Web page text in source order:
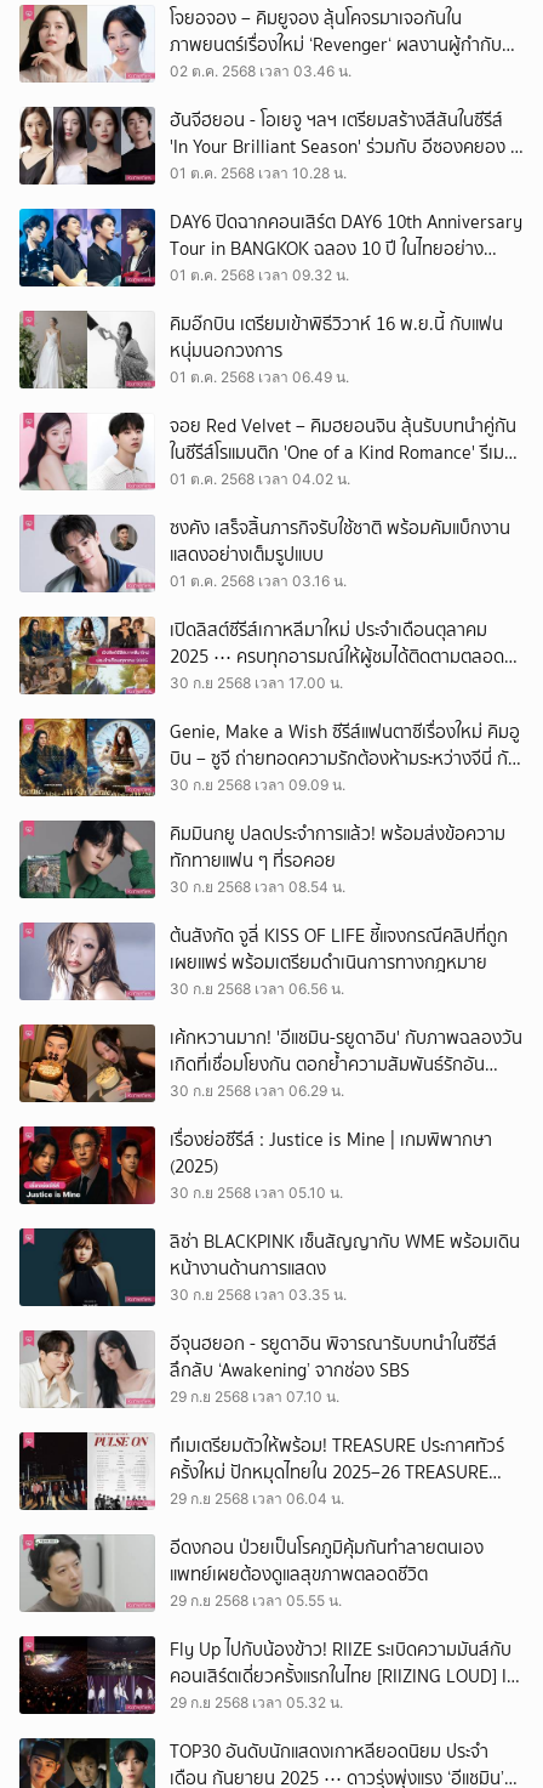
โจยอจอง – คิมยูจอง ลุ้นโคจรมาเจอกันใน
ภาพยนตร์เรื่องใหม่ ‘Revenger‘ ผลงานผู้กำกับ
Voice of Silence
02 ต.ค. 2568 เวลา 03.46 น.
ฮันจีฮยอน - โอเยจู ฯลฯ เตรียมสร้างสีสันในซีรีส์
'In Your Brilliant Season' ร่วมกับ อีซองคยอง -
แชจงฮยอบ
01 ต.ค. 2568 เวลา 10.28 น.
DAY6 ปิดฉากคอนเสิร์ต DAY6 10th Anniversary
Tour in BANGKOK ฉลอง 10 ปี ในไทยอย่าง
ประทับใจ
01 ต.ค. 2568 เวลา 09.32 น.
คิมอ๊กบิน เตรียมเข้าพิธีวิวาห์ 16 พ.ย.นี้ กับแฟน
หนุ่มนอกวงการ
01 ต.ค. 2568 เวลา 06.49 น.
จอย Red Velvet – คิมฮยอนจิน ลุ้นรับบทนำคู่กัน
ในซีรีส์โรแมนติก 'One of a Kind Romance' รีเมค
เว็บตูนดัง
01 ต.ค. 2568 เวลา 04.02 น.
ซงคัง เสร็จสิ้นภารกิจรับใช้ชาติ พร้อมคัมแบ็กงาน
แสดงอย่างเต็มรูปแบบ
01 ต.ค. 2568 เวลา 03.16 น.
เปิดลิสต์ซีรีส์เกาหลีมาใหม่ ประจำเดือนตุลาคม
2025 ⋯ ครบทุกอารมณ์ให้ผู้ชมได้ติดตามตลอด
ทั้งเดือน
30 ก.ย 2568 เวลา 17.00 น.
Genie, Make a Wish ซีรีส์แฟนตาซีเรื่องใหม่ คิมอู
บิน – ซูจี ถ่ายทอดความรักต้องห้ามระหว่างจีนี่ กับ
หญิงสาวผู้ต่อต้านสังคม
30 ก.ย 2568 เวลา 09.09 น.
คิมมินกยู ปลดประจำการแล้ว! พร้อมส่งข้อความ
ทักทายแฟน ๆ ที่รอคอย
30 ก.ย 2568 เวลา 08.54 น.
ต้นสังกัด จูลี่ KISS OF LIFE ชี้แจงกรณีคลิปที่ถูก
เผยแพร่ พร้อมเตรียมดำเนินการทางกฎหมาย
30 ก.ย 2568 เวลา 06.56 น.
เค้กหวานมาก! 'อีแชมิน-รยูดาอิน' กับภาพฉลองวัน
เกิดที่เชื่อมโยงกัน ตอกย้ำความสัมพันธ์รักอัน
มั่นคง
30 ก.ย 2568 เวลา 06.29 น.
เรื่องย่อซีรีส์ : Justice is Mine | เกมพิพากษา
(2025)
30 ก.ย 2568 เวลา 05.10 น.
ลิซ่า BLACKPINK เซ็นสัญญากับ WME พร้อมเดิน
หน้างานด้านการแสดง
30 ก.ย 2568 เวลา 03.35 น.
อีจุนฮยอก - รยูดาอิน พิจารณารับบทนำในซีรีส์
ลึกลับ ‘Awakening’ จากช่อง SBS
29 ก.ย 2568 เวลา 07.10 น.
ทึเมเตรียมตัวให้พร้อม! TREASURE ประกาศทัวร์
ครั้งใหม่ ปักหมุดไทยใน 2025–26 TREASURE
TOUR [PULSE ON]
29 ก.ย 2568 เวลา 06.04 น.
อีดงกอน ป่วยเป็นโรคภูมิคุ้มกันทำลายตนเอง
แพทย์เผยต้องดูแลสุขภาพตลอดชีวิต
29 ก.ย 2568 เวลา 05.55 น.
Fly Up ไปกับน้องข้าว! RIIZE ระเบิดความมันส์กับ
คอนเสิร์ตเดี่ยวครั้งแรกในไทย [RIIZING LOUD] IN
BANGKOK
29 ก.ย 2568 เวลา 05.32 น.
TOP30 อันดับนักแสดงเกาหลียอดนิยม ประจำ
เดือน กันยายน 2025 ⋯ ดาวรุ่งพุ่งแรง ‘อีแชมิน’
ยกเลิก